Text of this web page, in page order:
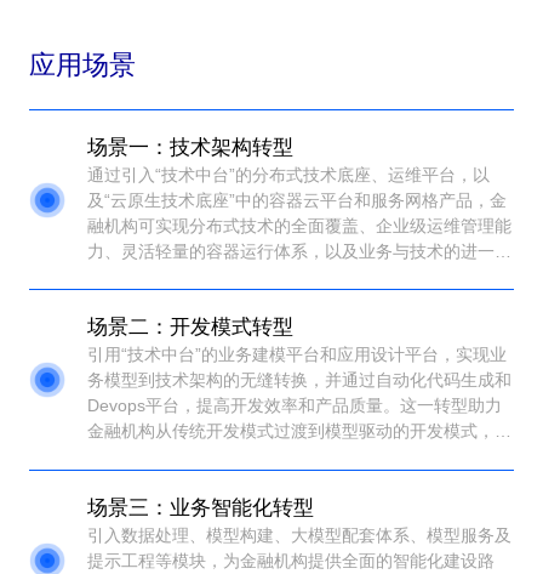
应用场景
场景一：技术架构转型
通过引入“技术中台”的分布式技术底座、运维平台，以
及“云原生技术底座”中的容器云平台和服务网格产品，金
融机构可实现分布式技术的全面覆盖、企业级运维管理能
力、灵活轻量的容器运行体系，以及业务与技术的进一步
金融机构数字化转型的多样化需求。
场景二：开发模式转型
引用“技术中台”的业务建模平台和应用设计平台，实现业
务模型到技术架构的无缝转换，并通过自动化代码生成和
Devops平台，提高开发效率和产品质量。这一转型助力
金融机构从传统开发模式过渡到模型驱动的开发模式，更
场景三：业务智能化转型
引入数据处理、模型构建、大模型配套体系、模型服务及
提示工程等模块，为金融机构提供全面的智能化建设路